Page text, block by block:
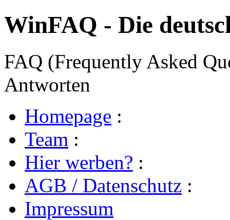
WinFAQ - Die
FAQ (Frequently Asked
Antworten
Homepage :
Team :
Hier werben? :
AGB / Datenschutz :
Impressum